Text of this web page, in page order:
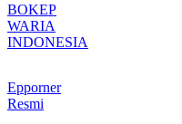
BOKEP
WARIA
INDONESIA
Epporner
Resmi